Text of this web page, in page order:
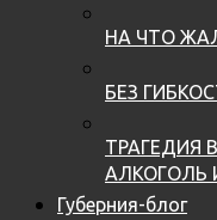
НА ЧТО
БЕЗ
ТРАГЕДИЯ
АЛКОГОЛЬ
Губерния-блог